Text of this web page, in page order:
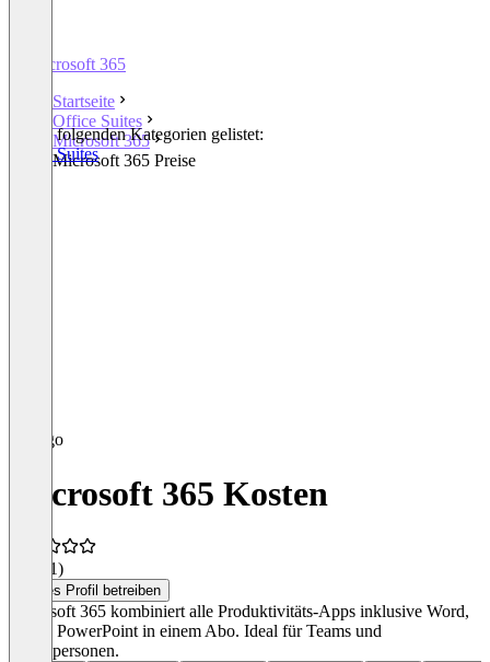
Microsoft 365
Startseite
Office Suites
Microsoft 365
Microsoft 365 Preise
In den folgenden Kategorien gelistet:
Office Suites
Microsoft 365 Kosten
(21)
Dieses Profil betreiben
Microsoft 365 kombiniert alle Produktivitäts-Apps inklusive Word,
Excel, PowerPoint in einem Abo. Ideal für Teams und
Einzelpersonen.